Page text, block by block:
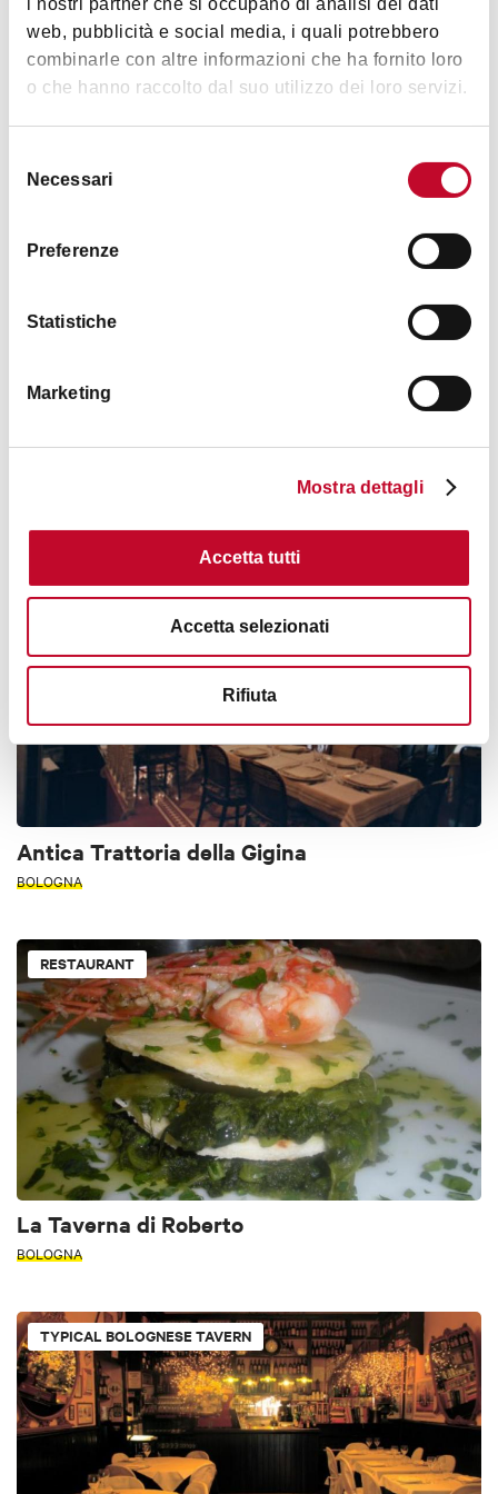
i nostri partner che si occupano di analisi dei dati
web, pubblicità e social media, i quali potrebbero
combinarle con altre informazioni che ha fornito loro
o che hanno raccolto dal suo utilizzo dei loro servizi.
delNecessari
Preferenze
Statistiche
Marketing
Mostra dettagli
Accetta tutti
Accetta selezionati
Rifiuta
TYPICAL BOLOGNESE TAVERN
Antica Trattoria della Gigina
BOLOGNA
RESTAURANT
La Taverna di Roberto
BOLOGNA
TYPICAL BOLOGNESE TAVERN